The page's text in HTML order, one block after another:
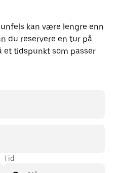
kan være lengre enn
du reservere en tur på
et tidspunkt som passer
Tid